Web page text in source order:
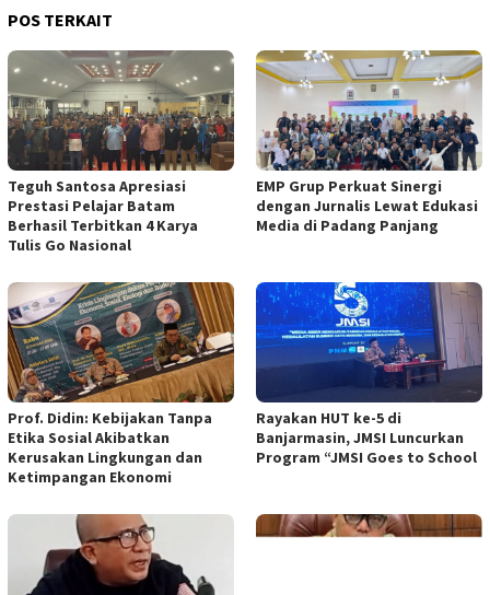
POS TERKAIT
Teguh Santosa Apresiasi
Prestasi Pelajar Batam
Berhasil Terbitkan 4 Karya
Tulis Go Nasional
EMP Grup Perkuat Sinergi
dengan Jurnalis Lewat Edukasi
Media di Padang Panjang
Prof. Didin: Kebijakan Tanpa
Etika Sosial Akibatkan
Kerusakan Lingkungan dan
Ketimpangan Ekonomi
Rayakan HUT ke-5 di
Banjarmasin, JMSI Luncurkan
Program “JMSI Goes to School